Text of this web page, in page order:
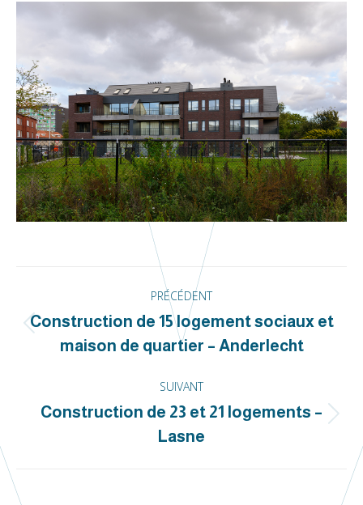
de
commentaire
PRÉCÉDENT
Onglet
précédent
Construction de 15 logement sociaux et
maison de quartier – Anderlecht
SUIVANT
similaires
Construction de 23 et 21 logements –
Lasne